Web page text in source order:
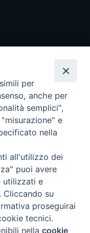
riservati - Vita
Torna
per
anche per
semplici",
e
nella
all'utilizzo dei
puoi avere
utilizzati e
Cliccando su
proseguirai
tecnici.
nellacookie